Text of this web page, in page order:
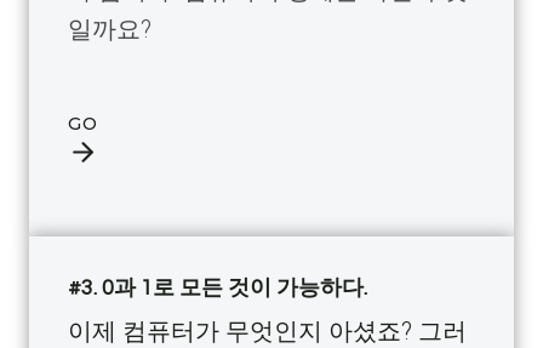
일까요?
GO
#3. 0과 1로 모든 것이 가능하다.
이제 컴퓨터가 무엇인지 아셨죠? 그러